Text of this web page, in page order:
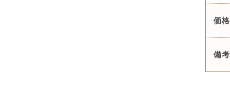
価格
備考